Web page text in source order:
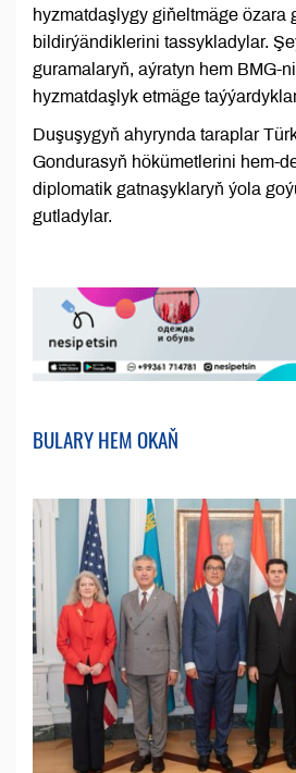
hyzmatdaşlygy giňeltmäge özara
bildirýändiklerini tassykladylar.
guramalaryň, aýratyn hem BMG-
hyzmatdaşlyk etmäge
Duşuşygyň ahyrynda taraplar
Gondurasyň hökümetlerini hem-
diplomatik gatnaşyklaryň ýola
gutladylar.
BULARY HEM OKAŇ